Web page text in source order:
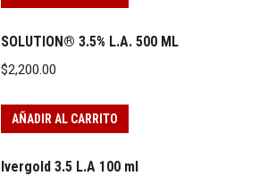
SOLUTION® 3.5% L.A. 500 ML
$2,200.00
AÑADIR AL CARRITO
Ivergold 3.5 L.A 100 ml